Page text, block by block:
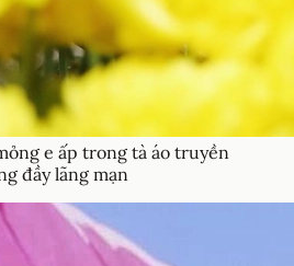
e ấp trong tà áo truyền
đầy lãng mạn